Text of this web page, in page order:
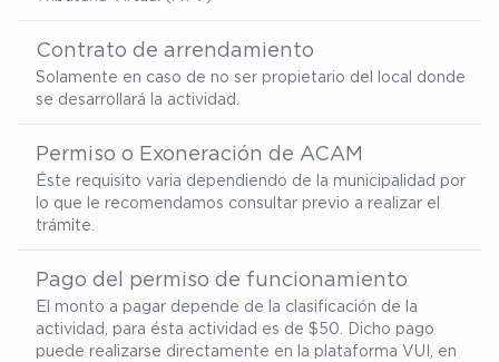
Contrato de arrendamiento
Solamente en caso de no ser propietario del local donde
se desarrollará la actividad.
Permiso o Exoneración de ACAM
Éste requisito varia dependiendo de la municipalidad por
lo que le recomendamos consultar previo a realizar el
trámite.
Pago del permiso de funcionamiento
El monto a pagar depende de la clasificación de la
actividad, para ésta actividad es de $50. Dicho pago
puede realizarse directamente en la plataforma VUI, en